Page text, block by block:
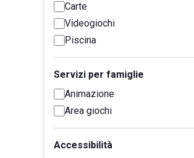
Carte
Videogiochi
Piscina
Servizi per famiglie
Animazione
Area giochi
Accessibilità